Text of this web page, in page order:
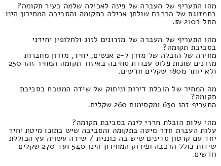
מהו התעריף של העברה של פינה לאכילה שלמה בעיר תקומה?
בתמזוגת של הרכבת שולחן אכילה בתקומה והסביבה המחירון הינו
החל ב210 ₪.
מהו התעריף של העברה של מזרונים לזוג ולחלופין יחידני
בסביבת תקומה?
מחירה של הובלה של מזרן ל-2 אנשים, יחיד, מזרון מחברות
מזרנים שונות פלוס עבודת סחיבה באיזור תקומה המחיר זהו 250
ולא יותר מ180 שקלים חדשים.
מה המחיר של הובלת דירות וניתוק של שידה המטבח בסביבת
תקומה?
התעריף זהו 630 ומקסימום 260 שקלים.
מהי עלות הובלת חדרי לינה בסביבת תקומה?
עלות העברת חדר מיטה בתקומה והסביבה שיש בתוכו מיטת יחיד
יחד עם קרטון סדינים שיש בה כוננית / שידה עשויה עץ הכוללת
שידות כולל הרכבה ופירוק המחירון הינו 540 ועד 270 שקלים
חדשים.